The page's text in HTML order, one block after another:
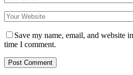
Save my name, email, and website
time I comment.